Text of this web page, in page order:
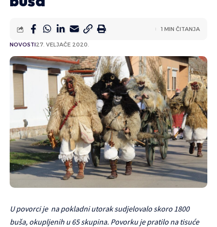
NOVOSTI27. VELJAČE 2020.
1 MIN ČITANJA
U povorci je na pokladni utorak sudjelovalo skoro 1800
buša, okupljenih u 65 skupina. Povorku je pratilo na tisuće